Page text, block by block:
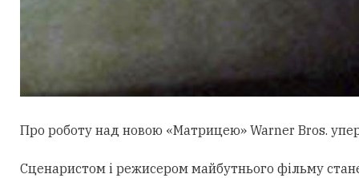
Про роботу над новою «Матрицею» Warner Bros.
Сценаристом і режисером майбутнього фільму